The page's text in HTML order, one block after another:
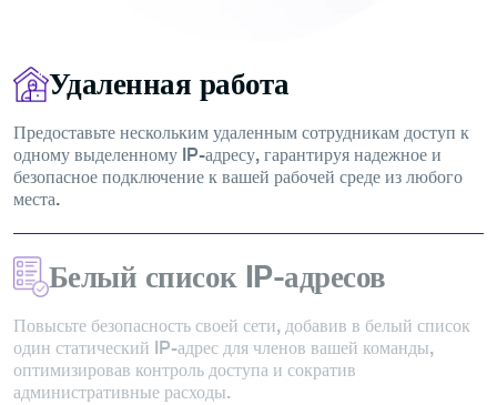
Удаленная работа
Предоставьте нескольким удаленным сотрудникам доступ к
одному выделенному IP-адресу, гарантируя надежное и
безопасное подключение к вашей рабочей среде из любого
места.
Белый список IP-адресов
Повысьте безопасность своей сети, добавив в белый список
один статический IP-адрес для членов вашей команды,
оптимизировав контроль доступа и сократив
административные расходы.